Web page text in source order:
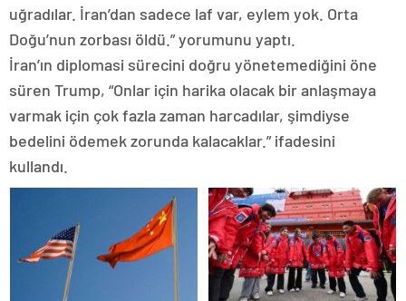
uğradılar. İran’dan sadece laf var, eylem yok. Orta
Doğu’nun zorbası öldü.” yorumunu yaptı.
İran’ın diplomasi sürecini doğru yönetemediğini öne
süren Trump, “Onlar için harika olacak bir anlaşmaya
varmak için çok fazla zaman harcadılar, şimdiyse
bedelini ödemek zorunda kalacaklar.” ifadesini
kullandı.